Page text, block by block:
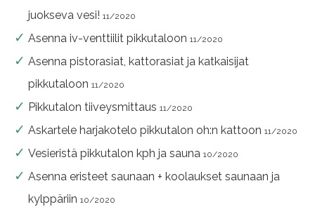
juokseva vesi! 11/2020
Asenna iv-venttiilit pikkutaloon 11/2020
Asenna pistorasiat, kattorasiat ja katkaisijat
pikkutaloon 11/2020
Pikkutalon tiiveysmittaus 11/2020
Askartele harjakotelo pikkutalon oh:n kattoon 11/2020
Vesieristä pikkutalon kph ja sauna 10/2020
Asenna eristeet saunaan + koolaukset saunaan ja
kylppäriin 10/2020